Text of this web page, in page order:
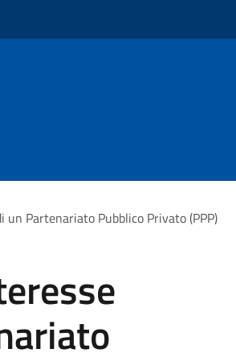
Partenariato Pubblico Privato (PPP)